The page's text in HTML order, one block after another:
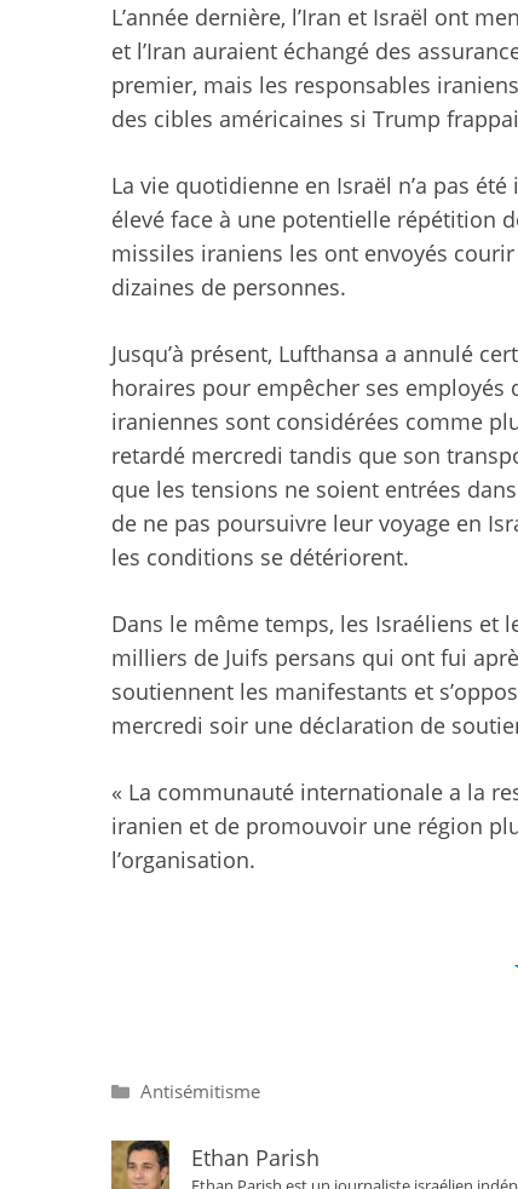
L’année dernière, l’Iran et Israël ont
et l’Iran auraient échangé des
premier, mais les responsables
des cibles américaines si Trump
La vie quotidienne en Israël n’a pas
élevé face à une potentielle répétition
missiles iraniens les ont envoyés
dizaines de personnes.
Jusqu’à présent, Lufthansa a annulé
horaires pour empêcher ses employés
iraniennes sont considérées comme
retardé mercredi tandis que son
que les tensions ne soient entrées
de ne pas poursuivre leur voyage en
les conditions se détériorent.
Dans le même temps, les Israéliens et
milliers de Juifs persans qui ont fui
soutiennent les manifestants et
mercredi soir une déclaration de
« La communauté internationale a la
iranien et de promouvoir une région
l’organisation.
Catégories
Antisémitisme
Ethan Parish